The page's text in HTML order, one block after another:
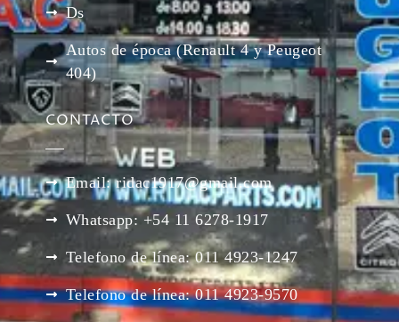
Ds
Autos de época (Renault 4 y Peugeot
404)
CONTACTO
Email: ridac1917@gmail.com
Whatsapp: +54 11 6278-1917
Telefono de línea: 011 4923-1247
Telefono de línea: 011 4923-9570